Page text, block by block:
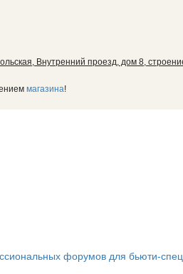
Внутренний проезд, дом 8,
магазина!
форумов для бьюти-